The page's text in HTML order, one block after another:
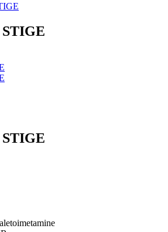
STIGE
STIGE